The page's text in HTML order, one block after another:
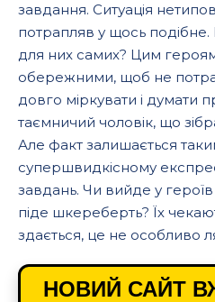
завдання. Ситуація
потрапляв у щось
для них самих? Цим
обережними, щоб не
довго міркувати і думати
таємничий чоловік, що
Але факт залишається
супершвидкісному
завдань. Чи вийде у героїв
піде шкереберть? Їх
здається, це не особливо
НОВИЙ САЙТ